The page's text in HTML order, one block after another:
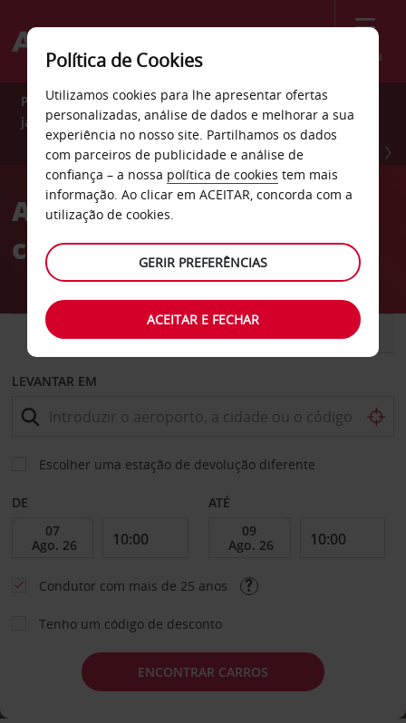
Menu
Poupe 10% durante todo o ano com Avis Preferred. Adira
já GRATUITAMENTE.
Alugue carros com toda a
confiança
LEVANTAR EM
Escolher uma estação de devolução diferente
DE ATÉ
Condutor com mais de 25 anos
Tenho um código de desconto
ENCONTRAR CARROS
Política de Cookies
Utilizamos cookies para lhe apresentar ofertas
personalizadas, análise de dados e melhorar a sua
experiência no nosso site. Partilhamos os dados
com parceiros de publicidade e análise de
confiança – a nossa política de cookies tem mais
informação. Ao clicar em ACEITAR, concorda com a
utilização de cookies.
GERIR PREFERÊNCIAS
ACEITAR E FECHAR